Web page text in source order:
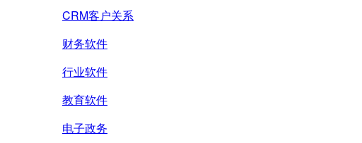
CRM客户关系
财务软件
行业软件
教育软件
电子政务